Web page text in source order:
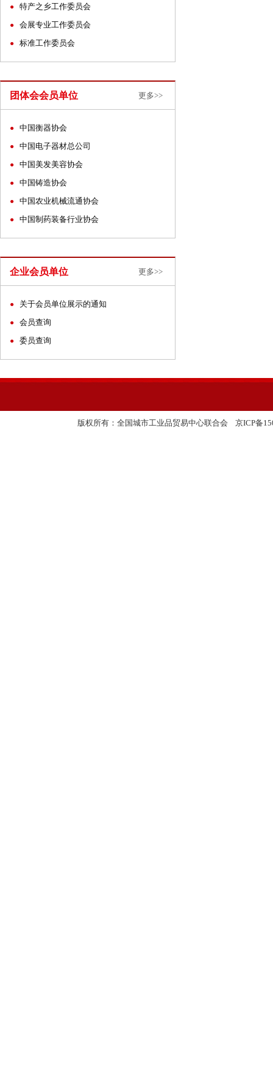
● 特产之乡工作委员会
● 会展专业工作委员会
● 标准工作委员会
团体会会员单位 更多>>
● 中国衡器协会
● 中国电子器材总公司
● 中国美发美容协会
● 中国铸造协会
● 中国农业机械流通协会
● 中国制药装备行业协会
企业会员单位 更多>>
● 关于会员单位展示的通知
● 会员查询
● 委员查询
版权所有：全国城市工业品贸易中心联合会 京ICP备